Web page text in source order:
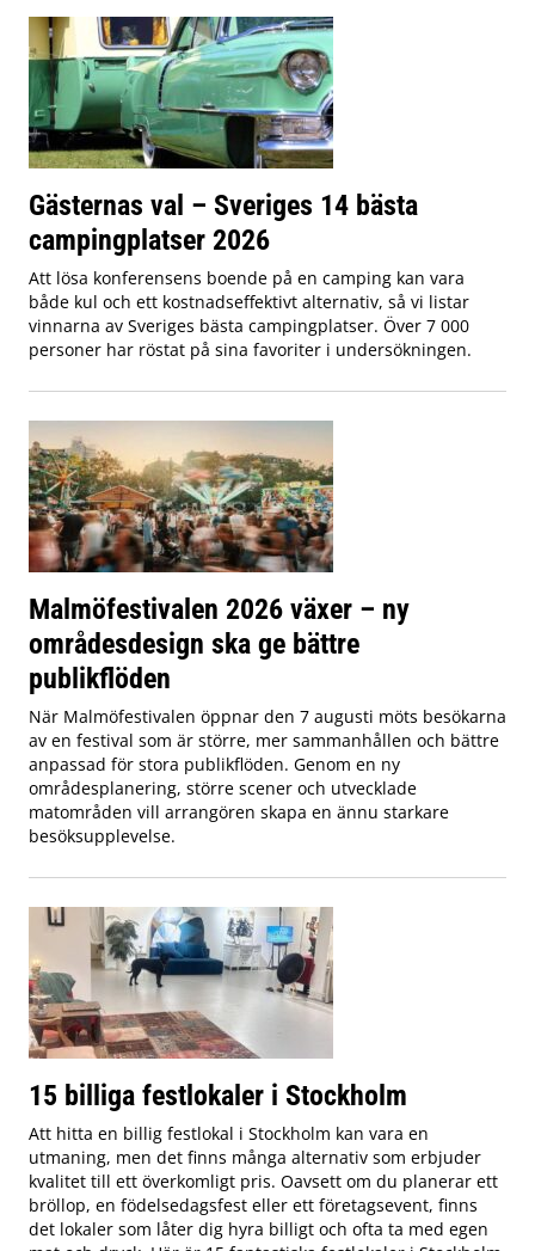
Gästernas val – Sveriges 14 bästa
campingplatser 2026
Att lösa konferensens boende på en camping kan vara
både kul och ett kostnadseffektivt alternativ, så vi listar
vinnarna av Sveriges bästa campingplatser. Över 7 000
personer har röstat på sina favoriter i undersökningen.
Malmöfestivalen 2026 växer – ny
områdesdesign ska ge bättre
publikflöden
När Malmöfestivalen öppnar den 7 augusti möts besökarna
av en festival som är större, mer sammanhållen och bättre
anpassad för stora publikflöden. Genom en ny
områdesplanering, större scener och utvecklade
matområden vill arrangören skapa en ännu starkare
besöksupplevelse.
15 billiga festlokaler i Stockholm
Att hitta en billig festlokal i Stockholm kan vara en
utmaning, men det finns många alternativ som erbjuder
kvalitet till ett överkomligt pris. Oavsett om du planerar ett
bröllop, en födelsedagsfest eller ett företagsevent, finns
det lokaler som låter dig hyra billigt och ofta ta med egen